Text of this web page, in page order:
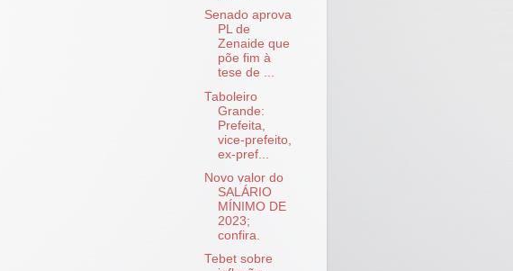
Senado aprova
PL de
Zenaide que
põe fim à
tese de ...
Taboleiro
Grande:
Prefeita,
vice-prefeito,
ex-pref...
Novo valor do
SALÁRIO
MÍNIMO DE
2023;
confira.
Tebet sobre